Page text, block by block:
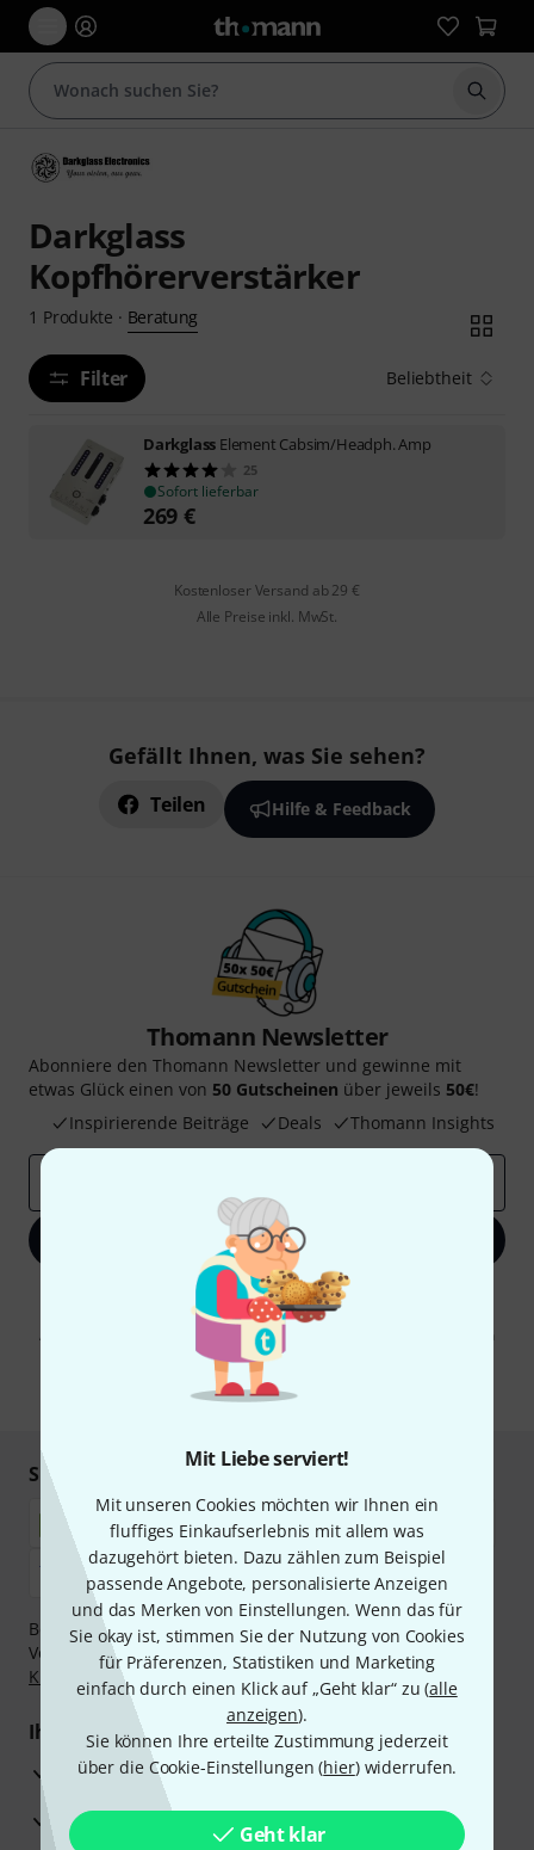
Mit Liebe serviert!
Mit unseren Cookies möchten wir Ihnen ein
fluffiges Einkaufserlebnis mit allem was
dazugehört bieten. Dazu zählen zum Beispiel
passende Angebote, personalisierte Anzeigen
und das Merken von Einstellungen. Wenn das für
Sie okay ist, stimmen Sie der Nutzung von Cookies
für Präferenzen, Statistiken und Marketing
einfach durch einen Klick auf „Geht klar“ zu (alle
anzeigen).
Sie können Ihre erteilte Zustimmung jederzeit
über die Cookie-Einstellungen (hier) widerrufen.
Geht klar
Suche
Darkglass
Kopfhörerverstärker
1 Produkte · Beratung
Filter Beliebtheit
Darkglass Element Cabsim/Headph. Amp
25
Sofort lieferbar
269 €
Kostenloser Versand ab 29 €
Alle Preise inkl. MwSt.
Gefällt Ihnen, was Sie sehen?
Teilen Hilfe & Feedback
Thomann Newsletter
Abonniere den Thomann Newsletter und gewinne mit
etwas Glück einen von 50 Gutscheinen über jeweils 50€!
Inspirierende Beiträge
Deals Thomann Insights
Jetzt anmelden
Mit Klick auf „Jetzt anmelden“ stimmen Sie dem Erhalt von E-Mail-
Werbung und einer Messung des E-Mail-Nutzungsverhaltens zu. Die
Abmeldung ist jederzeit möglich. Weitere Informationen finden Sie in
unseren
Datenschutzhinweisen
* Pflichtfeld
Sicher einkaufen & bezahlen
Bezahlen Sie vertraulich und sicher per Nachnahme,
Vorkasse, PayPal, Amazon Pay, Klarna Sofort bezahlen
Klarna Ratenzahlungoder Kreditkarte.
Ihre Vorteile
3 Jahre Thomann Garantie
30 Tage Money-Back-Garantie